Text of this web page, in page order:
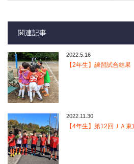
関連記事
2022.5.16
【2年生】練習試合結果
2022.11.30
【4年生】第12回ＪＡ